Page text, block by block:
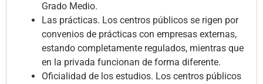
Grado Medio.
Las prácticas. Los centros públicos se rigen por
convenios de prácticas con empresas externas,
estando completamente regulados, mientras que
en la privada funcionan de forma diferente.
Oficialidad de los estudios. Los centros públicos